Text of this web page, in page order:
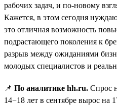
рабочих задач, и по-новому
Кажется, в этом сегодня
это отличная возможность
подрастающего поколения к
разрыв между ожиданиями
молодых специалистов и
📌 По аналитике hh.ru. Спрос
14−18 лет в сентябре вырос на